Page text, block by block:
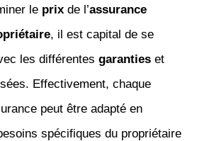
le prixde l’assurance
, il est capital de se
les différentes garantieset
Effectivement, chaque
peut être adapté en
spécifiques du propriétaire